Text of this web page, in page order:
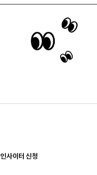
인사이터 신청